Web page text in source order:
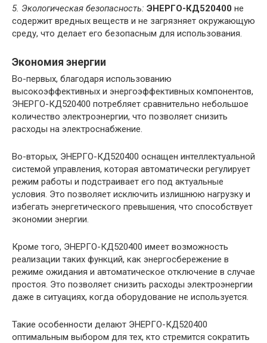
5. Экологическая безопасность: ЭНЕРГО-КД520400 не
содержит вредных веществ и не загрязняет окружающую
среду, что делает его безопасным для использования.
Экономия энергии
Во-первых, благодаря использованию
высокоэффективных и энергоэффективных компонентов,
ЭНЕРГО-КД520400 потребляет сравнительно небольшое
количество электроэнергии, что позволяет снизить
расходы на электроснабжение.
Во-вторых, ЭНЕРГО-КД520400 оснащен интеллектуальной
системой управления, которая автоматически регулирует
режим работы и подстраивает его под актуальные
условия. Это позволяет исключить излишнюю нагрузку и
избегать энергетического превышения, что способствует
экономии энергии.
Кроме того, ЭНЕРГО-КД520400 имеет возможность
реализации таких функций, как энергосбережение в
режиме ожидания и автоматическое отключение в случае
простоя. Это позволяет снизить расходы электроэнергии
даже в ситуациях, когда оборудование не используется.
Такие особенности делают ЭНЕРГО-КД520400
оптимальным выбором для тех, кто стремится сократить